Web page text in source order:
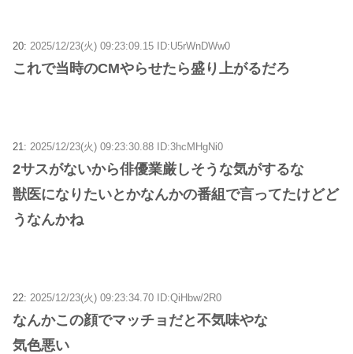
20: 2025/12/23(火) 09:23:09.15 ID:U5rWnDWw0
これで当時のCMやらせたら盛り上がるだろ
21: 2025/12/23(火) 09:23:30.88 ID:3hcMHgNi0
2サスがないから俳優業厳しそうな気がするな
獣医になりたいとかなんかの番組で言ってたけどど
うなんかね
22: 2025/12/23(火) 09:23:34.70 ID:QiHbw/2R0
なんかこの顔でマッチョだと不気味やな
気色悪い